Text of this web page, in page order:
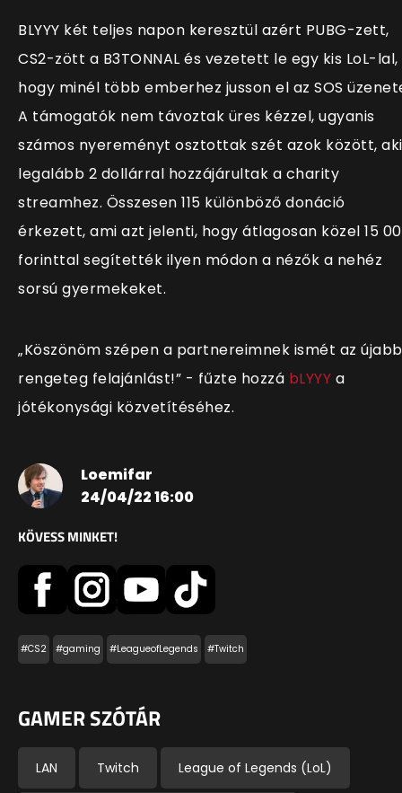
BLYYY két teljes napon keresztül azért PUBG-zett,
CS2-zött a B3TONNAL és vezetett le egy kis LoL-lal,
hogy minél több emberhez jusson el az SOS
A támogatók nem távoztak üres kézzel, ugyanis
számos nyereményt osztottak szét azok között,
legalább 2 dollárral hozzájárultak a charity
streamhez. Összesen 115 különböző donáció
érkezett, ami azt jelenti, hogy átlagosan közel 15
forinttal segítették ilyen módon a nézők a nehéz
sorsú gyermekeket.
„Köszönöm szépen a partnereimnek ismét az újabb
rengeteg felajánlást!” - fűzte hozzá bLYYY a
jótékonysági közvetítéséhez.
Loemifar
24/04/22 16:00
KÖVESS MINKET!
#CS2 #gaming #LeagueofLegends #Twitch
GAMER SZÓTÁR
LAN Twitch League of Legends (LoL)